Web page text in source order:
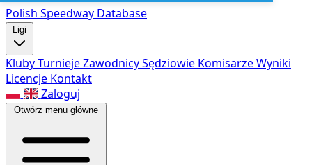
Polish Speedway Database
Ligi
KlubyTurniejeZawodnicySędziowie KomisarzeWyniki
Licencje Kontakt
Zaloguj
Otwórz menu główne